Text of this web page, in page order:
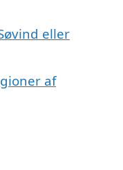
eller
af